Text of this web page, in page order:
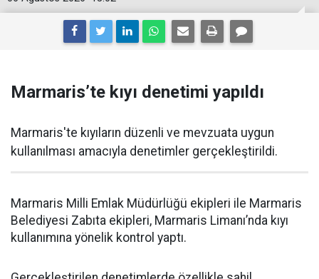
Marmaris’te kıyı denetimi yapıldı
Marmaris'te kıyıların düzenli ve mevzuata uygun
kullanılması amacıyla denetimler gerçekleştirildi.
Marmaris Milli Emlak Müdürlüğü ekipleri ile Marmaris
Belediyesi Zabıta ekipleri, Marmaris Limanı’nda kıyı
kullanımına yönelik kontrol yaptı.